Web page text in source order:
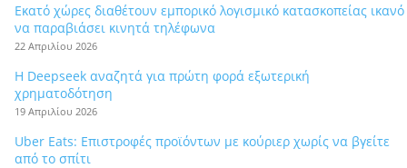
Εκατό χώρες διαθέτουν εμπορικό λογισμικό κατασκοπείας ικανό
να παραβιάσει κινητά τηλέφωνα
22 Απριλίου 2026
Η Deepseek αναζητά για πρώτη φορά εξωτερική
χρηματοδότηση
19 Απριλίου 2026
Uber Eats: Επιστροφές προϊόντων με κούριερ χωρίς να βγείτε
από το σπίτι